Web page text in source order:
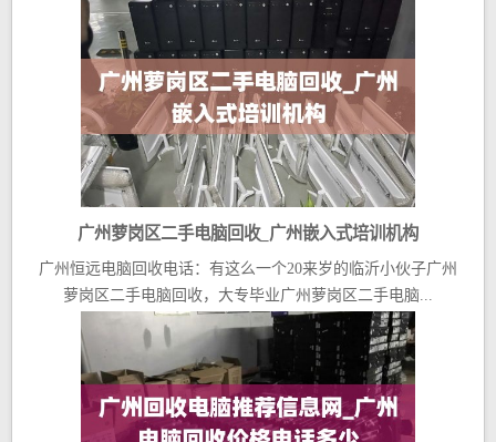
广州萝岗区二手电脑回收_广州嵌入式培训机构
广州恒远电脑回收电话：有这么一个20来岁的临沂小伙子广州
萝岗区二手电脑回收，大专毕业广州萝岗区二手电脑...